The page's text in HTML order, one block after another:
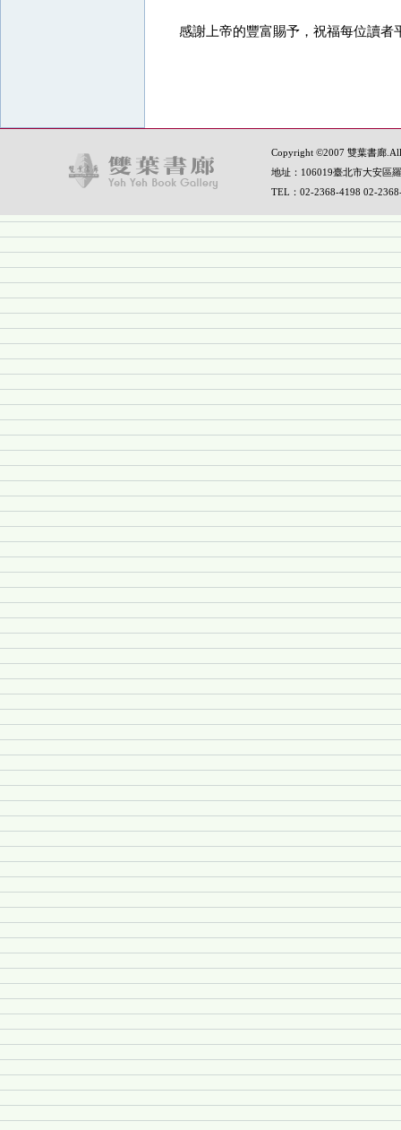
感謝上帝的豐富賜予，祝福每位讀者
Copyright ©2007 雙葉書廊.All
地址：106019臺北市大安區
TEL：02-2368-4198 02-